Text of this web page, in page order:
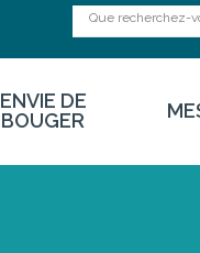
ENVIE DE
BOUGER